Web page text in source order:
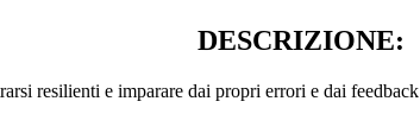
DESCRIZIONE:
resilienti e imparare dai propri errori e dai